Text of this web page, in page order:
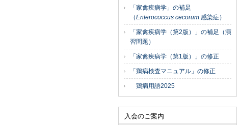
「家禽疾病学」の補足
（Enterococcus cecorum 感染症）
「家禽疾病学（第2版）」の補足（演
習問題）
「家禽疾病学（第1版）」の修正
「鶏病検査マニュアル」の修正
鶏病用語2025
入会のご案内